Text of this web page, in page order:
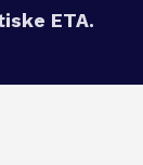
ETA.